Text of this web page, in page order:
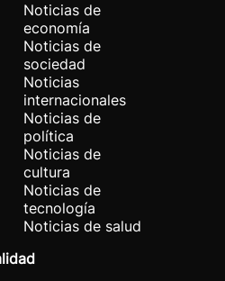
Noticias de
economía
Noticias de
sociedad
Noticias
internacionales
Noticias de
política
Noticias de
cultura
Noticias de
tecnología
Noticias de salud